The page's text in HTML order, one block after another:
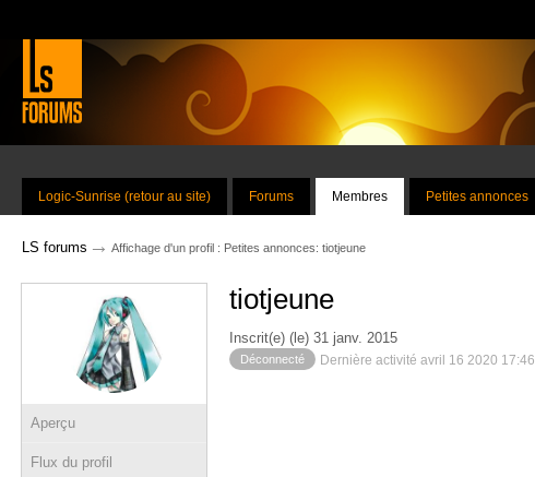
Logic-Sunrise (retour au site) Forums Membres Petites annonces
LS forums → Affichage d'un profil : Petites annonces: tiotjeune
Aperçu
Flux du profil
tiotjeune
Inscrit(e) (le) 31 janv. 2015
Déconnecté Dernière activité avril 16 2020 17:46